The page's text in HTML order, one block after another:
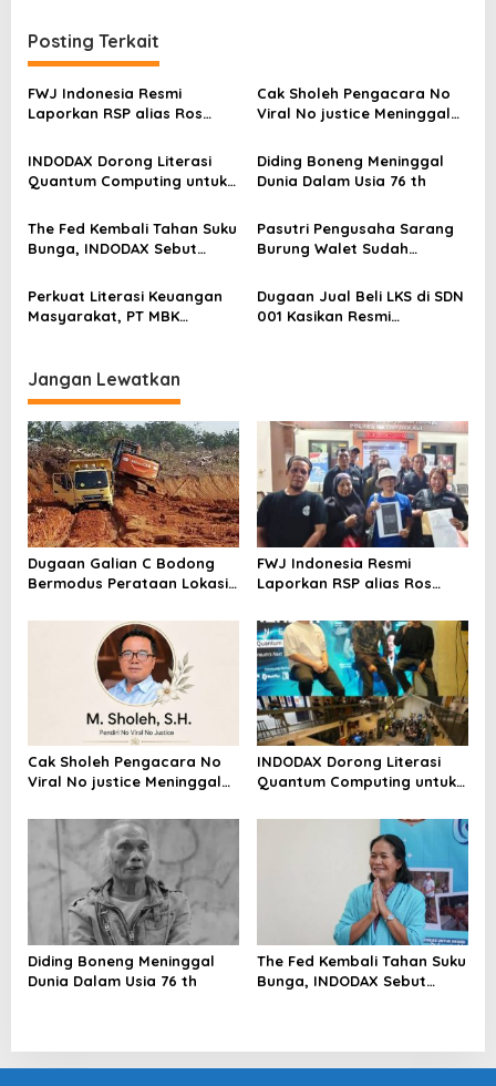
g
a
s
p
s
Posting Terkait
FWJ Indonesia Resmi
Laporkan RSP alias Ros
Cak Sholeh Pengacara No
Viral No justice Meninggal
INDODAX Dorong Literasi
Quantum Computing untuk
Blockchain
Diding Boneng Meninggal
Dunia Dalam Usia 76 th
The Fed Kembali Tahan Suku
Bunga, INDODAX Sebut
Sentimen Pasar
Pasutri Pengusaha Sarang
Burung Walet Sudah
Pelapor Desak Polda Jambi
Segera Lakukan Penahanan
Perkuat Literasi Keuangan
Masyarakat, PT MBK
Dugaan Jual Beli LKS di SDN
001 Kasikan Resmi
Jangan Lewatkan
Dugaan Galian C Bodong
Bermodus Perataan Lokasi
Riau Akan Tinjauan Lokasi
FWJ Indonesia Resmi
Laporkan RSP alias Ros
Cak Sholeh Pengacara No
Viral No justice Meninggal
INDODAX Dorong Literasi
Quantum Computing untuk
Blockchain
Diding Boneng Meninggal
Dunia Dalam Usia 76 th
The Fed Kembali Tahan Suku
Bunga, INDODAX Sebut